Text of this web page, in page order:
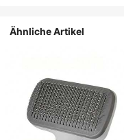
Ähnliche Artikel